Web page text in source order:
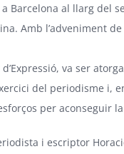
Barcelona al llarg del
Amb l’adveniment
va ser
del periodisme i,
per aconseguir
i escriptor